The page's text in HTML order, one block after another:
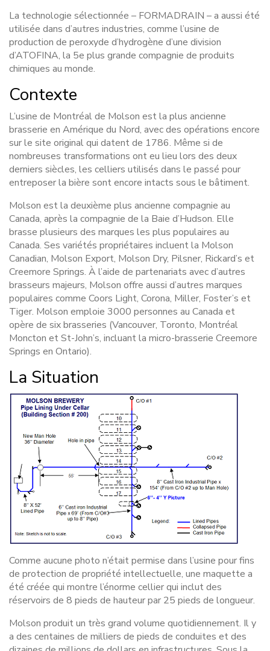
La technologie sélectionnée – FORMADRAIN – a aussi été
utilisée dans d’autres industries, comme l’usine de
production de peroxyde d’hydrogène d’une division
d’ATOFINA, la 5e plus grande compagnie de produits
chimiques au monde.
Contexte
L’usine de Montréal de Molson est la plus ancienne
brasserie en Amérique du Nord, avec des opérations encore
sur le site original qui datent de 1786. Même si de
nombreuses transformations ont eu lieu lors des deux
derniers siècles, les celliers utilisés dans le passé pour
entreposer la bière sont encore intacts sous le bâtiment.
Molson est la deuxième plus ancienne compagnie au
Canada, après la compagnie de la Baie d’Hudson. Elle
brasse plusieurs des marques les plus populaires au
Canada. Ses variétés propriétaires incluent la Molson
Canadian, Molson Export, Molson Dry, Pilsner, Rickard’s et
Creemore Springs. À l’aide de partenariats avec d’autres
brasseurs majeurs, Molson offre aussi d’autres marques
populaires comme Coors Light, Corona, Miller, Foster’s et
Tiger. Molson emploie 3000 personnes au Canada et
opère de six brasseries (Vancouver, Toronto, Montréal
Moncton et St-John’s, incluant la micro-brasserie Creemore
Springs en Ontario).
La Situation
Comme aucune photo n’était permise dans l’usine pour fins
de protection de propriété intellectuelle, une maquette a
été créée qui montre l’énorme cellier qui inclut des
réservoirs de 8 pieds de hauteur par 25 pieds de longueur.
Molson produit un très grand volume quotidiennement. Il y
a des centaines de milliers de pieds de conduites et des